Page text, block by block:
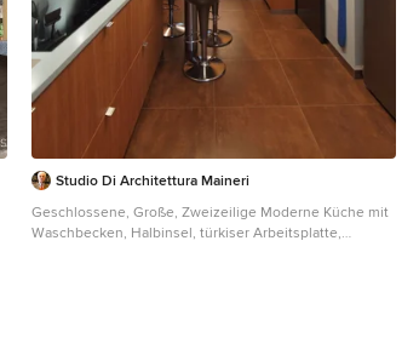
Studio Di Architettura Maineri
Geschlossene, Große, Zweizeilige Moderne Küche mit
Waschbecken, Halbinsel, türkiser Arbeitsplatte,